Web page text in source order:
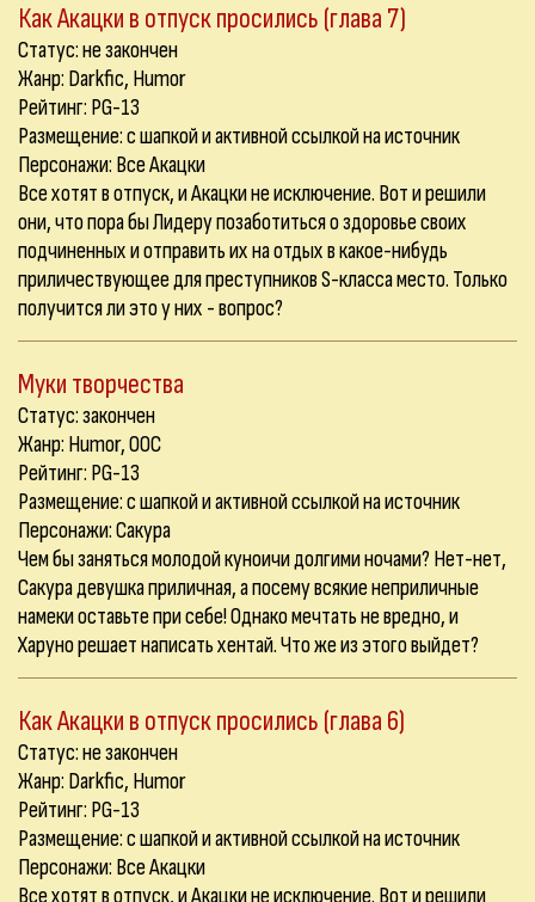
Как Акацки в отпуск просились (глава 7)
Статус: не закончен
Жанр: Darkfic, Humor
Рейтинг: PG-13
Размещение: с шапкой и активной ссылкой на источник
Персонажи: Все Акацки
Все хотят в отпуск, и Акацки не исключение. Вот и решили
они, что пора бы Лидеру позаботиться о здоровье своих
подчиненных и отправить их на отдых в какое-нибудь
приличествующее для преступников S-класса место. Только
получится ли это у них - вопрос?
Муки творчества
Статус: закончен
Жанр: Humor, OOC
Рейтинг: PG-13
Размещение: с шапкой и активной ссылкой на источник
Персонажи: Сакура
Чем бы заняться молодой куноичи долгими ночами? Нет-нет,
Сакура девушка приличная, а посему всякие неприличные
намеки оставьте при себе! Однако мечтать не вредно, и
Харуно решает написать хентай. Что же из этого выйдет?
Как Акацки в отпуск просились (глава 6)
Статус: не закончен
Жанр: Darkfic, Humor
Рейтинг: PG-13
Размещение: с шапкой и активной ссылкой на источник
Персонажи: Все Акацки
Все хотят в отпуск, и Акацки не исключение. Вот и решили